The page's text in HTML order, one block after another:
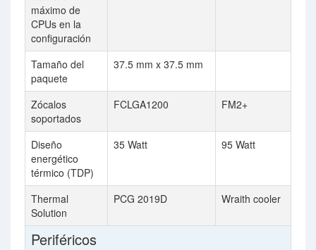
máximo de
CPUs en la
configuración
Tamaño del
paquete
37.5 mm x 37.5 mm
Zócalos
soportados
FCLGA1200 FM2+
Diseño
energético
térmico (TDP)
35 Watt 95 Watt
Thermal
Solution
PCG 2019D Wraith cooler
Periféricos